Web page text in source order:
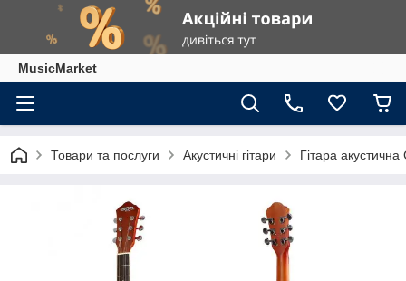
MusicMarket
Товари та послуги Акустичні гітари Гітара